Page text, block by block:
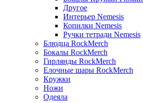
Другое
Интерьер Nemesis
Копилки Nemesis
Ручки тетради Nemesis
Блюдца RockMerch
Бокалы RockMerch
Гирлянды RockMerch
Елочные шары RockMerch
Кружки
Ножи
Одеяла